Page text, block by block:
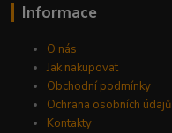
Informace
O nás
Jak nakupovat
Obchodní podmínky
Ochrana osobních údajů
Kontakty